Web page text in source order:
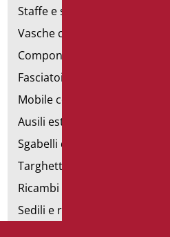
Staffe e sostegni per
Vasche con sportello
Componibili corrimano
Fasciatoi
Mobile con poltrona
Ausili estraibili
Sgabelli doccia
Targhette bagno
Ricambi e minuteria
Sedili e rialzi WC